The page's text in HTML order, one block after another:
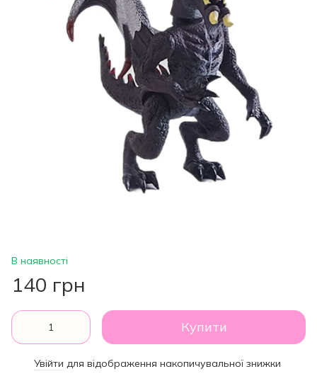
В наявності
140 грн
Купити
Увійти для відображення накопичувальної знижки